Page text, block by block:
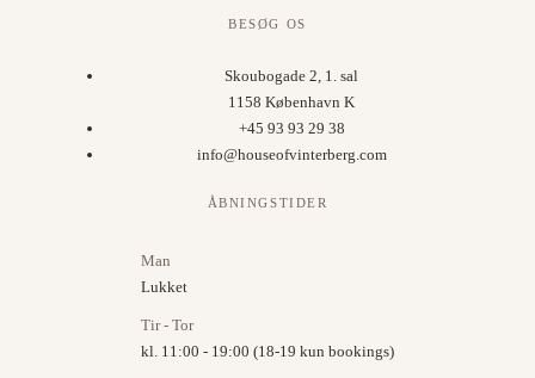
BESØG OS
Skoubogade 2, 1. sal
1158 København K
+45 93 93 29 38
info@houseofvinterberg.com
ÅBNINGSTIDER
Man
Lukket
Tir - Tor
kl. 11:00 - 19:00 (18-19 kun bookings)